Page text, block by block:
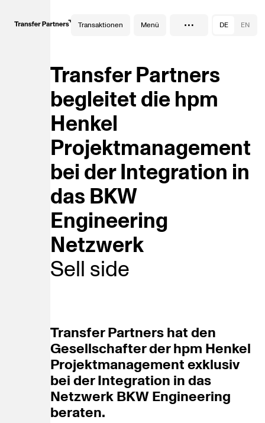
Transaktionen Menü … DE EN
Transfer Partners
begleitet die hpm
Henkel
Projektmanagement
bei der Integration in
das BKW
Engineering
Netzwerk
Sell side
Transfer Partners hat den
Gesellschafter der hpm Henkel
Projektmanagement exklusiv
bei der Integration in das
Netzwerk BKW Engineering
beraten.